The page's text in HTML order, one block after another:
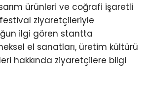
ürünleri ve coğrafi işaretli
ziyaretçileriyle
ilgi gören stantta
el sanatları, üretim kültürü
hakkında ziyaretçilere bilgi